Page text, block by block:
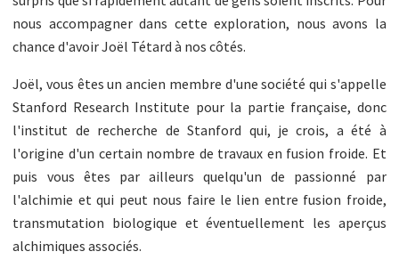
nous accompagner dans cette exploration, nous avons la
chance d'avoir Joël Tétard à nos côtés.
Joël, vous êtes un ancien membre d'une société qui s'appelle
Stanford Research Institute pour la partie française, donc
l'institut de recherche de Stanford qui, je crois, a été à
l'origine d'un certain nombre de travaux en fusion froide. Et
puis vous êtes par ailleurs quelqu'un de passionné par
l'alchimie et qui peut nous faire le lien entre fusion froide,
transmutation biologique et éventuellement les aperçus
alchimiques associés.